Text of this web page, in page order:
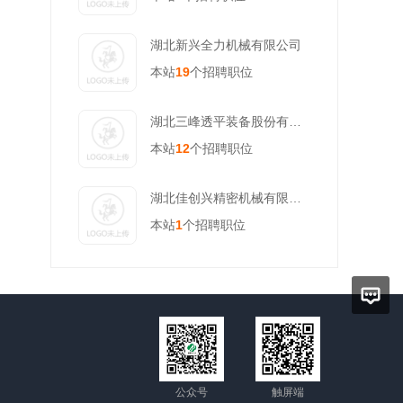
湖北新兴全力机械有限公司
本站19个招聘职位
本站12个招聘职位
本站1个招聘职位
公众号 触屏端